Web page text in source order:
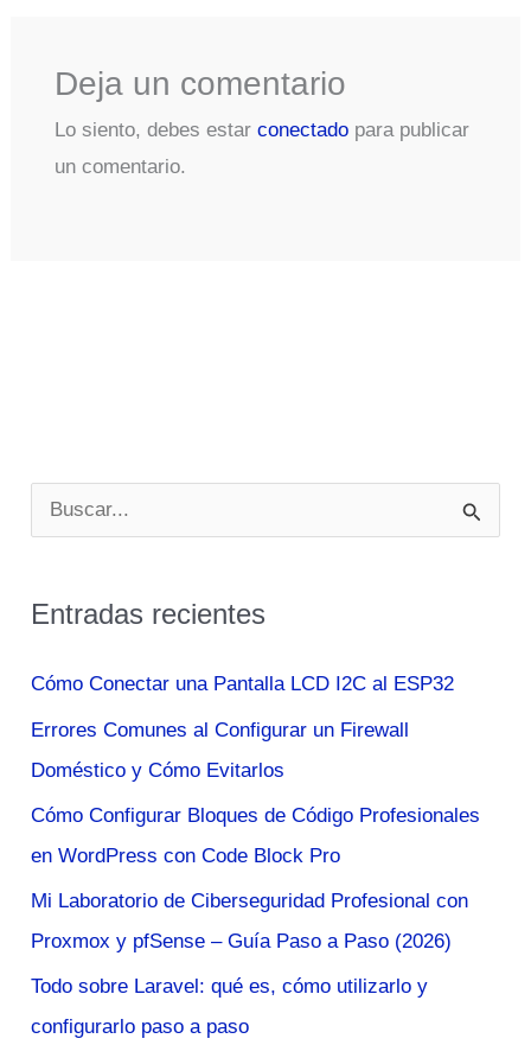
Deja un comentario
Lo siento, debes estar conectadopara publicar
un comentario.
u
c
p
o
r
:
Entradas recientes
Cómo Conectar una Pantalla LCD I2C al ESP32
Errores Comunes al Configurar un Firewall
Doméstico y Cómo Evitarlos
Cómo Configurar Bloques de Código Profesionales
en WordPress con Code Block Pro
Mi Laboratorio de Ciberseguridad Profesional con
Proxmox y pfSense – Guía Paso a Paso (2026)
Todo sobre Laravel: qué es, cómo utilizarlo y
configurarlo paso a paso